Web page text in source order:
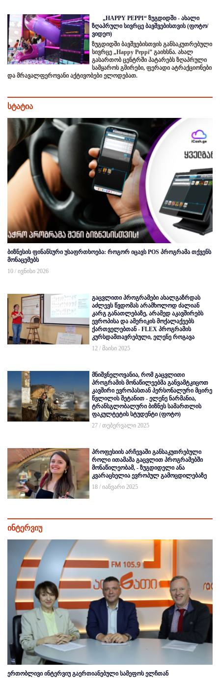
„HAPPY PEPPI“ ზუგდიდში - ახალი
ზღაპრული სივრცე ბავშვებისთვის (ფოტო/
ვიდეო)
ზუგდიდში ბავშვებისთვის განსაკუთრებული
სივრცე „Happy Peppi” გაიხსნა. ახალ
გასართობ ცენტრში პატარებს ზღაპრული
სამყაროს გმირები, ფერადი ატრაქციონები
და მრავალფეროვანი აქტივობები ელოდებათ.
სტატია
ბიზნესის ფინანსური უსაფრთხოება: როგორ იცავს POS პროგრამა თქვენს
მონაცემებს
10 / ივნისი 2026
გაცვლითი პროგრამები ახალგაზრდას
აძლევს წვდომას არამხოლოდ ძალიან
კარგ განათლებაზე, არამედ აკავშირებს
ევროპისა და ამერიკის მოქალაქეებს
ქართველებთან - FLEX პროგრამის
კურსდამთავრებული, ელენე როგავა
12 / მაისი 2025
მნიშვნელოვანია, რომ გაცვლითი
პროგრამის მონაწილეებმა განვამტკიცოთ
კავშირი ევროპასთან პერსონალური მცირე
წვლილის შეტანით - ელენე ნარმანია,
ტრანსგლობალური ბიზნეს სამართლის
ფაკულტეტის სტუდენტი (ფოტო)
27 / თებერვალი 2025
პროფესიის არჩევაში განსაკუთრებული
როლი ითამაშა გაცვლით პროგრამებში
მონაწილეობამ, - ზუგდიდელი ანა
კვარაცხელია ევროპულ გამოცდილებაზე
18 / იანვარი 2025
ინტერვიუ
ერთობლივი ინტერვიუ გაერთიანებული სამეფოს ელჩთან